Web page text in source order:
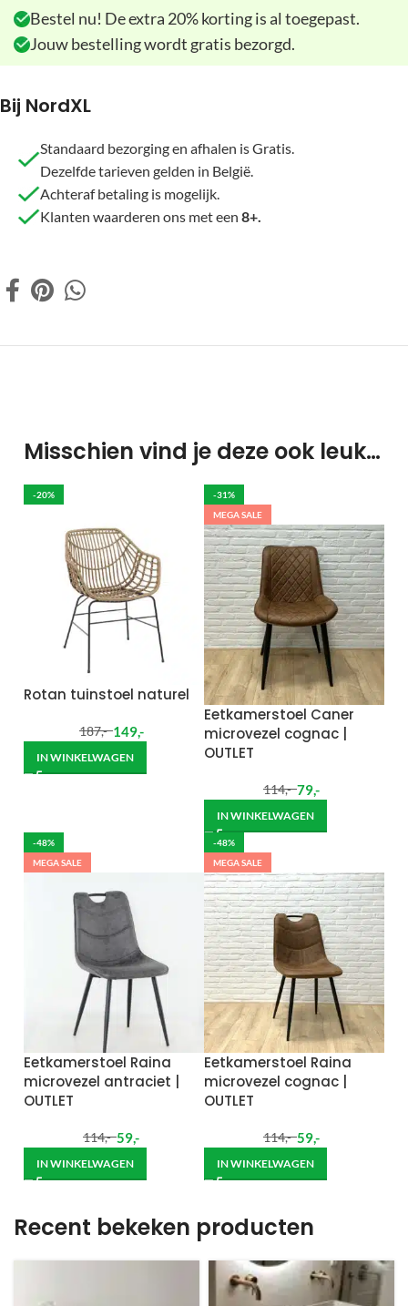
Bestel nu! De extra 20% korting is al toegepast.
Jouw bestelling wordt gratis bezorgd.
Bij NordXL
Standaard bezorging en afhalen is Gratis.
Dezelfde tarieven gelden in België.
Achteraf betaling is mogelijk.
Klanten waarderen ons met een 8+.
Misschien vind je deze ook leuk…
-20%
Rotan tuinstoel naturel
187,- 149,-
IN WINKELWAGEN
-31%
MEGA SALE
Eetkamerstoel Caner
microvezel cognac |
OUTLET
114,- 79,-
IN WINKELWAGEN
-48%
MEGA SALE
Eetkamerstoel Raina
microvezel antraciet |
OUTLET
114,- 59,-
IN WINKELWAGEN
-48%
MEGA SALE
Eetkamerstoel Raina
microvezel cognac |
OUTLET
114,- 59,-
IN WINKELWAGEN
Recent bekeken producten